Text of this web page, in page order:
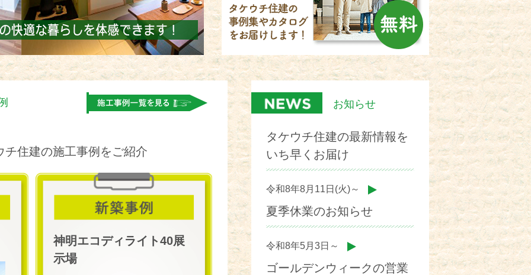
住建の施工事例をご紹介
神明エコディライト40展
示場
お知らせ
タケウチ住建の最新情報を
いち早くお届け
令和8年8月11日(火)～
夏季休業のお知らせ
令和8年5月3日～
ゴールデンウィークの営業